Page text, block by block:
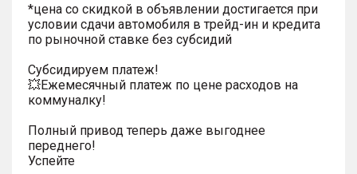
*цена со скидкой в объявлении достигается при
условии сдачи автомобиля в трейд-ин и кредита
по рыночной ставке без субсидий
Субсидируем платеж!
💥Ежемесячный платеж по цене расходов на
коммуналку!
Полный привод теперь даже выгоднее
переднего!
Успейте